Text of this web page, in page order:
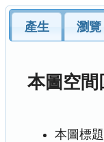
產生 瀏覽
本圖空間
本圖標